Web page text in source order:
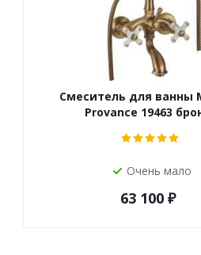
Смеситель для ванны
Provance 19463
Очень мало
63 100 ₽